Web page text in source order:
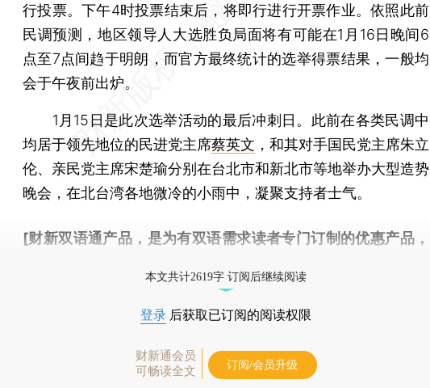
行投票。下午4时投票结束后，将即行进行开票作业。依照此前
民调预测，地区领导人大选胜负局面将有可能在1月16日晚间6
点至7点间趋于明朗，而官方最终统计的选举得票结果，一般均
会于午夜前出炉。
1月15日是此次选举活动的最后冲刺日。此前在各类民调中
均居于领先地位的民进党主席蔡英文 ，和其对手国民党主席朱立
伦、亲民党主席宋楚瑜分别在台北市和新北市等地举办大型造势
晚会，在北台湾各地微冷的小雨中，凝聚支持者士气。
[财新双语通产品，是为有双语需求读者专门订制的优惠产品，
本文共计2619字 订阅后继续阅读
登录 后获取已订阅的阅读权限
财新通会员
可畅读全文
订阅/会员升级